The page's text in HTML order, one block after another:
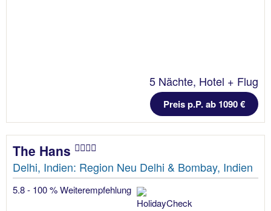
5 Nächte, Hotel + Flug
Preis p.P. ab 1090 €
The Hans
Delhi, Indien: Region Neu Delhi & Bombay, Indien
5.8 - 100 % Weiterempfehlung